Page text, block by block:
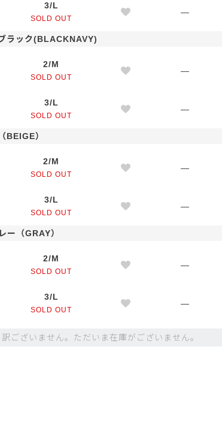
3/L
SOLD OUT
—
ラック(BLACKNAVY)
2/M
SOLD OUT
—
3/L
SOLD OUT
—
BEIGE）
2/M
SOLD OUT
—
3/L
SOLD OUT
—
ー（GRAY）
2/M
SOLD OUT
—
3/L
SOLD OUT
—
訳ございません。ただいま在庫がございません。